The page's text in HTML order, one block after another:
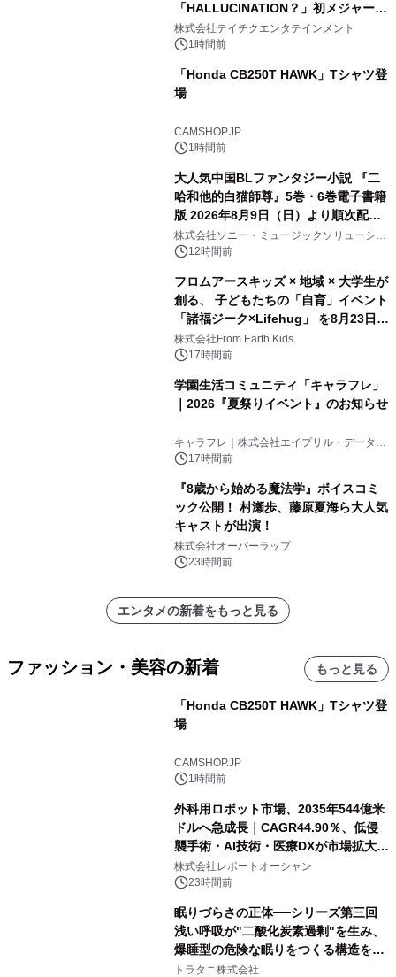
「HALLUCINATION？」初メジャー配
信リリース決定！
株式会社テイチクエンタテインメント
1時間前
「Honda CB250T HAWK」Tシャツ登
場
CAMSHOP.JP
1時間前
大人気中国BLファンタジー小説 『二
哈和他的白猫師尊』5巻・6巻電子書籍
版 2026年8月9日（日）より順次配信
開始
株式会社ソニー・ミュージックソリューショ
ンズ12時間前
フロムアースキッズ × 地域 × 大学生が
創る、 子どもたちの「自育」イベント
「諸福ジーク×Lifehug」 を8月23日
(日)開催
株式会社From Earth Kids
17時間前
学園生活コミュニティ「キャラフレ」
｜2026『夏祭りイベント』のお知らせ
キャラフレ｜株式会社エイプリル・データ・
デザインズ
17時間前
『8歳から始める魔法学』ボイスコミ
ック公開！ 村瀬歩、藤原夏海ら大人気
キャストが出演！
株式会社オーバーラップ
23時間前
エンタメの新着をもっと見る
ファッション・美容の新着 もっと見る
「Honda CB250T HAWK」Tシャツ登
場
CAMSHOP.JP
1時間前
外科用ロボット市場、2035年544億米
ドルへ急成長｜CAGR44.90％、低侵
襲手術・AI技術・医療DXが市場拡大を
牽引
株式会社レポートオーシャン
23時間前
眠りづらさの正体──シリーズ第三回
浅い呼吸が"二酸化炭素過剰"を生み、
爆睡型の危険な眠りをつくる構造を解
説
トラタニ株式会社